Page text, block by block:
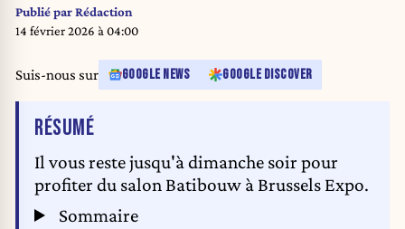
Publié parRédaction
14 février 2026 à 04:00
Suis-nous sur GOOGLE NEWS GOOGLE DISCOVER
RÉSUMÉDE L'ARTICLE
Il vous reste jusqu'à dimanche soir pour
profiter du salon Batibouw à Brussels Expo.
Sommaire